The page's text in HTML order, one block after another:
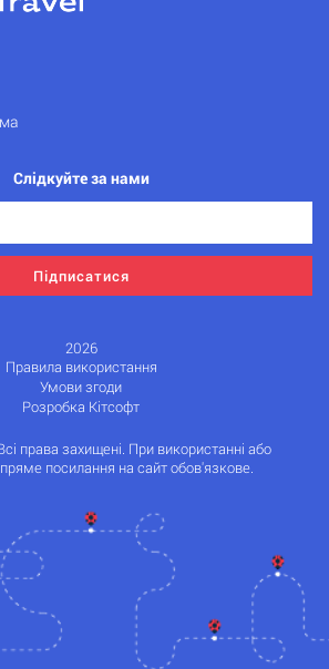
Слідкуйте за нами
Підписатися
2026
Правила використання
Умови згоди
Розробка Кітсофт
права захищені. При використанні або
пряме посилання на сайт обов'язкове.